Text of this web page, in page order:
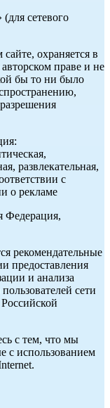
сетевого
охраняется в
праве и не
бы то ни было
развлекательная,
с
о рекламе
Федерация,
рекомендательные
предоставления
и анализа
сети
с тем, что мы
с использованием